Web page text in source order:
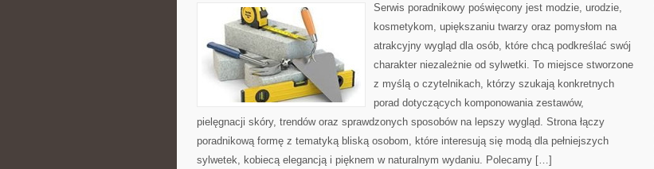
CO
Serwis poradnikowy poświęcony jest modzie, urodzie,
kosmetykom, upiększaniu twarzy oraz pomysłom na
atrakcyjny wygląd dla osób, które chcą podkreślać swój
charakter niezależnie od sylwetki. To miejsce stworzone
z myślą o czytelnikach, którzy szukają konkretnych
porad dotyczących komponowania zestawów,
pielęgnacji skóry, trendów oraz sprawdzonych sposobów na lepszy wygląd. Strona łączy
poradnikową formę z tematyką bliską osobom, które interesują się modą dla pełniejszych
sylwetek, kobiecą elegancją i pięknem w naturalnym wydaniu. Polecamy […]